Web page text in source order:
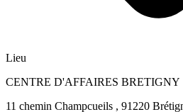
Lieu
CENTRE D'AFFAIRES BRETIGNY
11 chemin Champcueils , 91220